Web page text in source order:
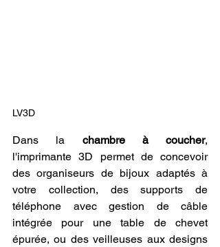
LV3D
Dans la chambre à coucher,
l'imprimante 3D permet de concevoir
des organiseurs de bijoux adaptés à
votre collection, des supports de
téléphone avec gestion de câble
intégrée pour une table de chevet
épurée, ou des veilleuses aux designs